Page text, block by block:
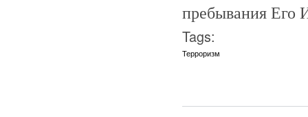
пребывания Его
Tags:
Терроризм